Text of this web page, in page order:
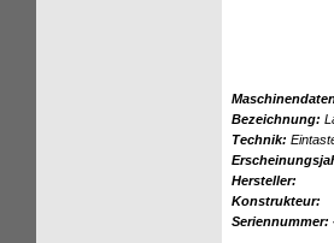
Bezeichnung:
Technik:
Hersteller:
Konstrukteur:
Seriennummer: